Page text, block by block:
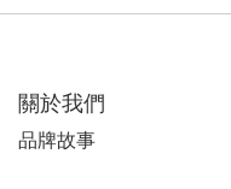
關於我們
品牌故事